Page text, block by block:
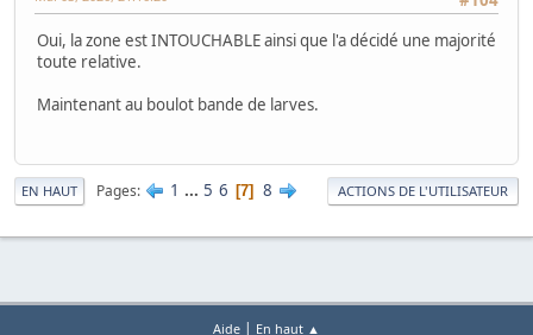
Oui, la zone est INTOUCHABLE ainsi que l'a décidé une majorité
toute relative.
Maintenant au boulot bande de larves.
EN HAUT Pages 1 ... 5 6 7 8 ACTIONS DE L'UTILISATEUR
Aide | En haut ▲